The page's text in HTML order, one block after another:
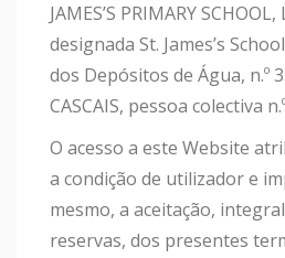
JAMES’S PRIMARY
designada St. James’s
dos Depósitos de Água, n.º
CASCAIS, pessoa colectiva
O acesso a este Website
a condição de utilizador e
mesmo, a aceitação,
reservas, dos presentes